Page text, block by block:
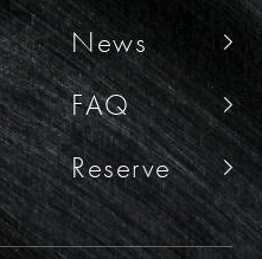
News
FAQ
Reserve